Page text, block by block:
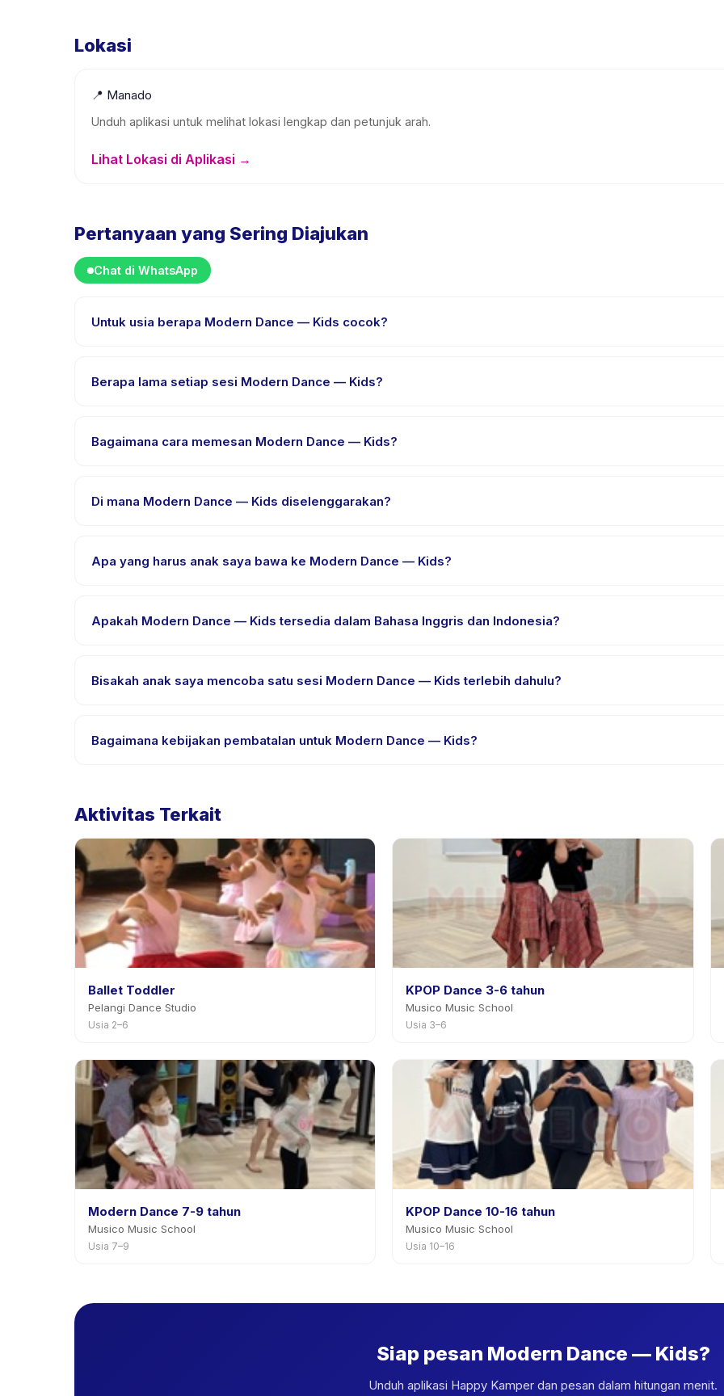
Lokasi
📍 Manado
Unduh aplikasi untuk melihat lokasi lengkap dan petunjuk arah.
Lihat Lokasi di Aplikasi →
Pertanyaan yang Sering Diajukan
Chat di WhatsApp
Untuk usia berapa Modern Dance — Kids cocok?
setiap anak mendapat tantangan yang sesuai.
Berapa lama setiap sesi Modern Dance — Kids?
Bagaimana cara memesan Modern Dance — Kids?
setelah pembayaran berhasil.
Di mana Modern Dance — Kids diselenggarakan?
Apa yang harus anak saya bawa ke Modern Dance — Kids?
Apakah Modern Dance — Kids tersedia dalam Bahasa Inggris dan Indonesia?
bahasa yang didukung.
Bisakah anak saya mencoba satu sesi Modern Dance — Kids terlebih dahulu?
Bagaimana kebijakan pembatalan untuk Modern Dance — Kids?
Aktivitas Terkait
Ballet Toddler
Pelangi Dance Studio
Usia 2–6
KPOP Dance 3-6 tahun
Musico Music School
Usia 3–6
Modern Dance 7-9 tahun
Musico Music School
Usia 7–9
KPOP Dance 10-16 tahun
Musico Music School
Usia 10–16
Siap pesan Modern Dance — Kids?
Unduh aplikasi Happy Kamper dan pesan dalam hitungan menit.